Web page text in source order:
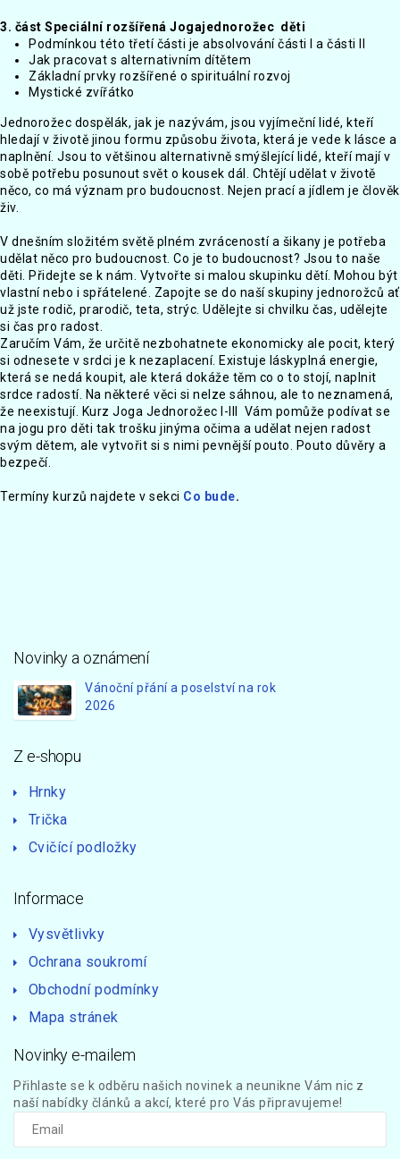
3. část Speciální rozšířená Jogajednorožec děti
Podmínkou této třetí části je absolvování části I a části II
Jak pracovat s alternativním dítětem
Základní prvky rozšířené o spirituální rozvoj
Mystické zvířátko
Jednorožec dospělák, jak je nazývám, jsou vyjímeční lidé, kteří
hledají v životě jinou formu způsobu života, která je vede k lásce a
naplnění. Jsou to většinou alternativně smýšlející lidé, kteří mají v
sobě potřebu posunout svět o kousek dál. Chtějí udělat v životě
něco, co má význam pro budoucnost. Nejen prací a jídlem je člověk
živ.
V dnešním složitém světě plném zvráceností a šikany je potřeba
udělat něco pro budoucnost. Co je to budoucnost? Jsou to naše
děti. Přidejte se k nám. Vytvořte si malou skupinku dětí. Mohou být
vlastní nebo i spřátelené. Zapojte se do naší skupiny jednorožců ať
už jste rodič, prarodič, teta, strýc. Udělejte si chvilku čas, udělejte
si čas pro radost.
Zaručím Vám, že určitě nezbohatnete ekonomicky ale pocit, který
si odnesete v srdci je k nezaplacení. Existuje láskyplná energie,
která se nedá koupit, ale která dokáže těm co o to stojí, naplnit
srdce radostí. Na některé věci si nelze sáhnou, ale to neznamená,
že neexistují. Kurz Joga Jednorožec I-III Vám pomůže podívat se
na jogu pro děti tak trošku jinýma očima a udělat nejen radost
svým dětem, ale vytvořit si s nimi pevnější pouto. Pouto důvěry a
bezpečí.
Termíny kurzů najdete v sekci Co bude.
Novinky a oznámení
Vánoční přání a poselství na rok
2026
Z e-shopu
Hrnky
Trička
Cvičící podložky
Informace
Vysvětlivky
Ochrana soukromí
Obchodní podmínky
Mapa stránek
Novinky e-mailem
Přihlaste se k odběru našich novinek a neunikne Vám nic z
naší nabídky článků a akcí, které pro Vás připravujeme!